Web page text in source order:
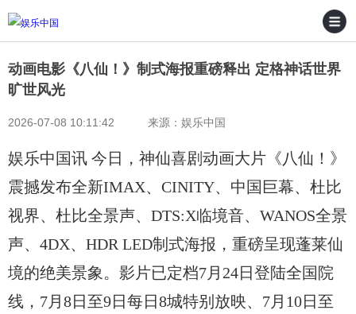
动画电影《八仙！》制式海报重磅释出 定格神话世界
旷世风光
2026-07-08 10:11:42 来源：娱乐中国
娱乐中国讯 今日，神仙喜剧动画大片《八仙！》
震撼发布全新IMAX、CINITY、中国巨幕、杜比
视界、杜比全景声、DTS:X临境音、WANOS全景
声、4DX、HDR LED制式海报，重磅呈现蓬莱仙
境的绝美景象。影片已定档7月24日登陆全国院
线，7月8日至9日每日8城特别放映、7月10日至